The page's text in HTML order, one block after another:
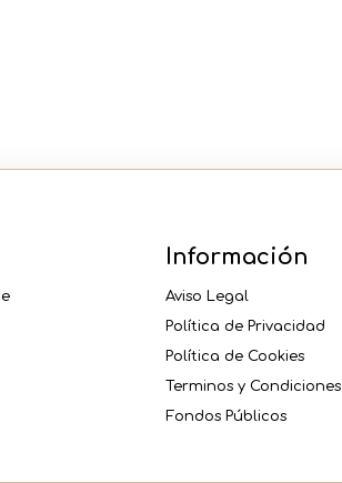
Información
Aviso Legal
Política de Privacidad
Política de Cookies
Terminos y Condiciones
Fondos Públicos